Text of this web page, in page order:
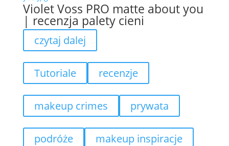
Violet Voss PRO matte about you
| recenzja palety cieni
czytaj dalej
Tutoriale recenzje
makeup crimes prywata
podróże makeup inspiracje